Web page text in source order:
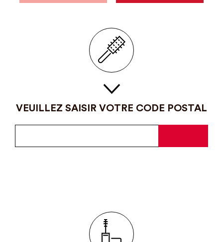
VEUILLEZ SAISIR VOTRE CODE POSTAL